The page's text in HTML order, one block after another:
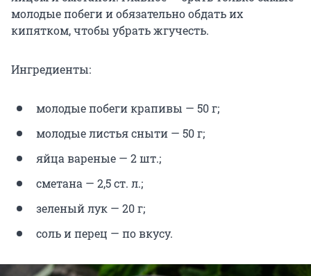
молодые побеги и обязательно обдать их
кипятком, чтобы убрать жгучесть.
Ингредиенты:
молодые побеги крапивы — 50 г;
молодые листья сныти — 50 г;
яйца вареные — 2 шт.;
сметана — 2,5 ст. л.;
зеленый лук — 20 г;
соль и перец — по вкусу.